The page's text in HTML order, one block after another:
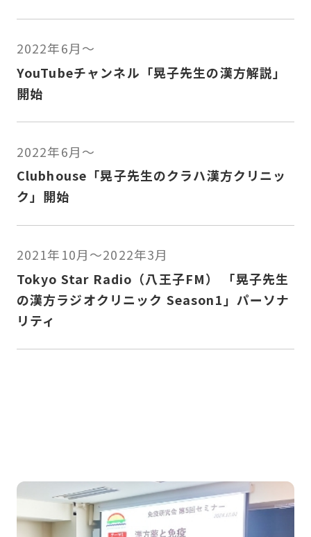
2022年6月〜
YouTubeチャンネル「晃子先生の漢方解説」
開始
2022年6月〜
Clubhouse「晃子先生のクラハ漢方クリニッ
ク」開始
2021年10月〜2022年3月
Tokyo Star Radio（八王子FM） 「晃子先生
の漢方ラジオクリニック Season1」パーソナ
リティ